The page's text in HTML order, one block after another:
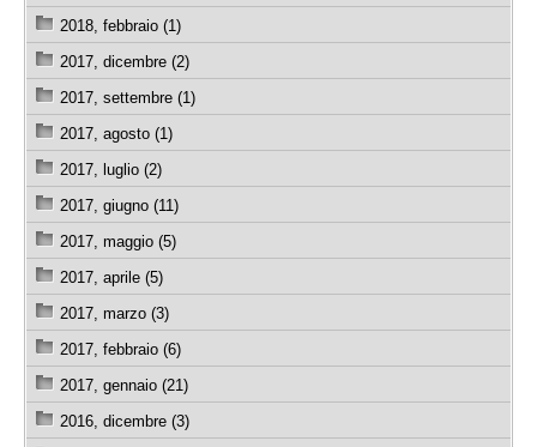
2018, febbraio (1)
2017, dicembre (2)
2017, settembre (1)
2017, agosto (1)
2017, luglio (2)
2017, giugno (11)
2017, maggio (5)
2017, aprile (5)
2017, marzo (3)
2017, febbraio (6)
2017, gennaio (21)
2016, dicembre (3)